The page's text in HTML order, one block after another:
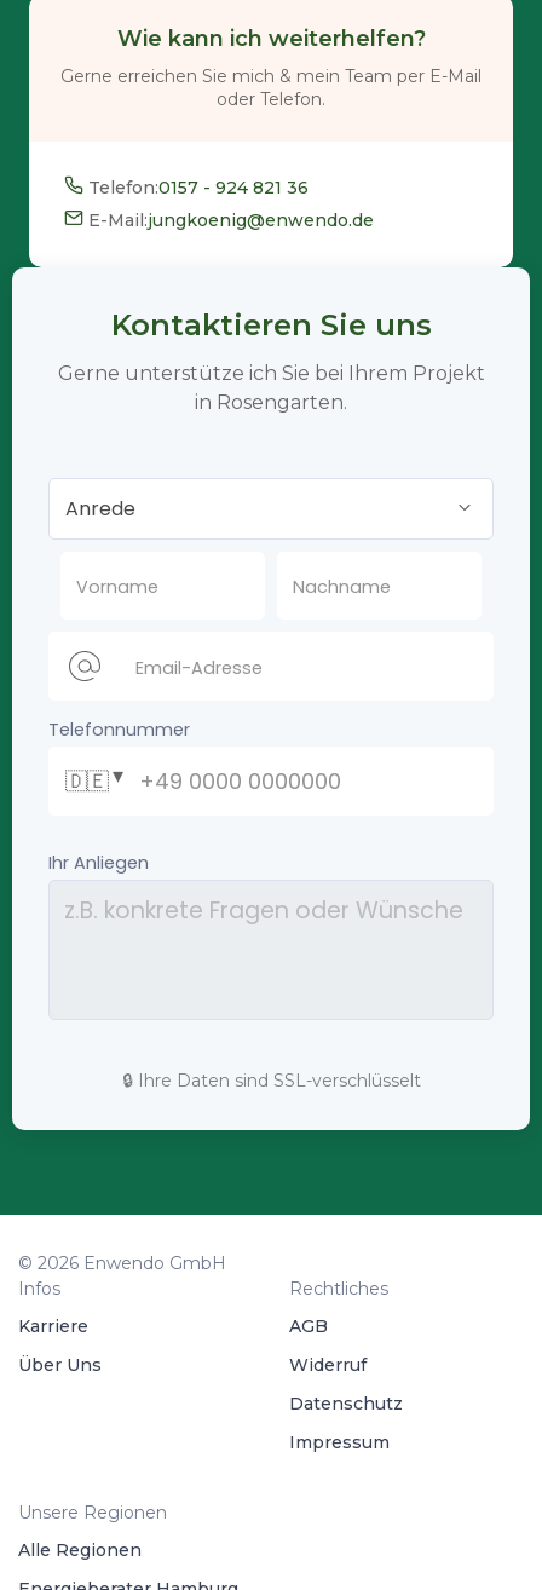
Wie kann ich weiterhelfen?
Gerne erreichen Sie mich & mein Team per E-Mail
oder Telefon.
Telefon:0157 - 924 821 36
E-Mail:jungkoenig@enwendo.de
Kontaktieren Sie uns
Gerne unterstütze ich Sie bei Ihrem Projekt
in Rosengarten.
🔒 Ihre Daten sind SSL-verschlüsselt
© 2026 Enwendo GmbH
Infos
Karriere
Über Uns
Rechtliches
AGB
Widerruf
Datenschutz
Impressum
Unsere Regionen
Alle Regionen